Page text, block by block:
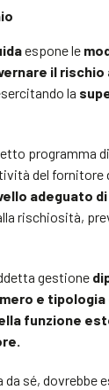
espone le
il
la
programma
del fornitore
adeguato
rischiosità,
gestione
e
funzione
sé, dovrebbe